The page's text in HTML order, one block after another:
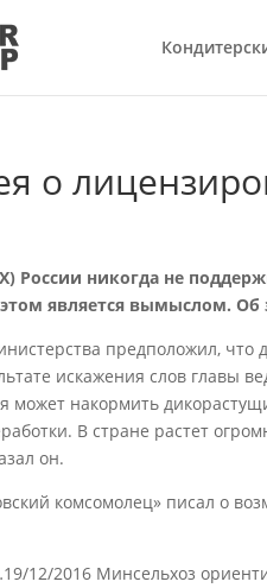
о
России никогда не
является вымыслом. Об
предположил,
искажения слов главы
может накормить
В стране растет
он.
комсомолец» писал о
12/2016 Минсельхоз